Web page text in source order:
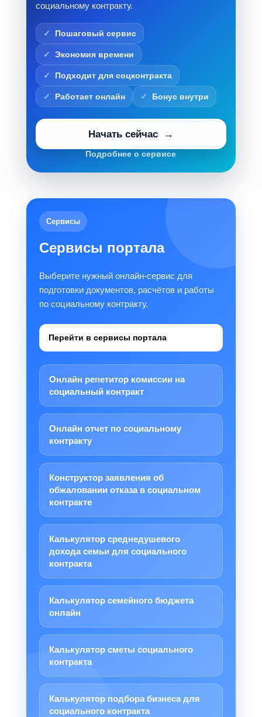
социальному контракту.
Пошаговый сервис
Экономия времени
Подходит для соцконтракта
Работает онлайн Бонус внутри
Начать сейчас
Подробнее о сервисе
Сервисы
Сервисы портала
Выберите нужный онлайн-сервис для
подготовки документов, расчётов и работы
по социальному контракту.
Перейти в сервисы портала
Онлайн репетитор комиссии на
социальный контракт
Онлайн отчет по социальному
контракту
Конструктор заявления об
обжаловании отказа в социальном
контракте
Калькулятор среднедушевого
дохода семьи для социального
контракта
Калькулятор семейного бюджета
онлайн
Калькулятор сметы социального
контракта
Калькулятор подбора бизнеса для
социального контракта